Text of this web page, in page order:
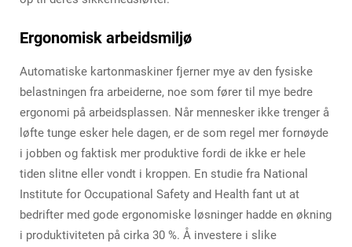
Ergonomisk arbeidsmiljø
Automatiske kartonmaskiner fjerner mye av den fysiske
belastningen fra arbeiderne, noe som fører til mye bedre
ergonomi på arbeidsplassen. Når mennesker ikke trenger å
løfte tunge esker hele dagen, er de som regel mer fornøyde
i jobben og faktisk mer produktive fordi de ikke er hele
tiden slitne eller vondt i kroppen. En studie fra National
Institute for Occupational Safety and Health fant ut at
bedrifter med gode ergonomiske løsninger hadde en økning
i produktiviteten på cirka 30 %. Å investere i slike